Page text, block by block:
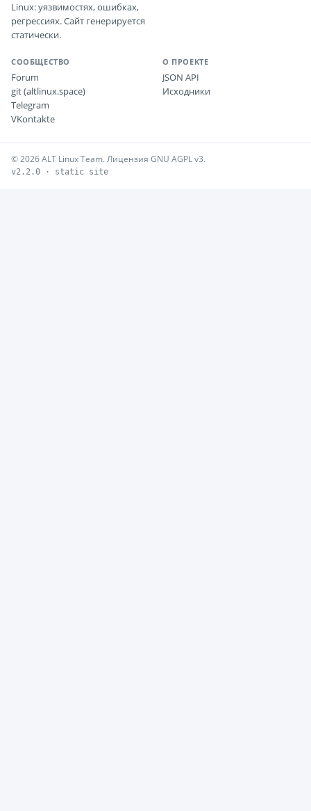
Linux: уязвимостях, ошибках,
регрессиях. Сайт генерируется
статически.
СООБЩЕСТВО
Forum
git (altlinux.space)
Telegram
VKontakte
О ПРОЕКТЕ
JSON API
Исходники
© 2026 ALT Linux Team. Лицензия GNU AGPL v3.
v2.2.0 · static site